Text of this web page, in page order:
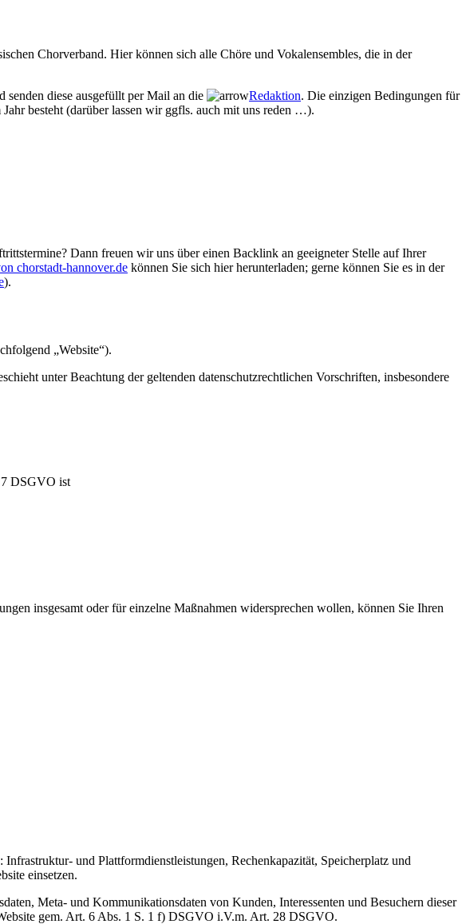
Chorverband. Hier können sich alle Chöre und Vokalensembles, die in der
senden diese ausgefüllt per Mail an die Redaktion. Die einzigen Bedingungen für
besteht (darüber lassen wir ggfls. auch mit uns reden …).
Dann freuen wir uns über einen Backlink an geeigneter Stelle auf Ihrer
chorstadt-hannover.de können Sie sich hier herunterladen; gerne können Sie es in der
).
„Website“).
unter Beachtung der geltenden datenschutzrechtlichen Vorschriften, insbesondere
7 DSGVO ist
insgesamt oder für einzelne Maßnahmen widersprechen wollen, können Sie Ihren
und Plattformdienstleistungen, Rechenkapazität, Speicherplatz und
einsetzen.
Meta- und Kommunikationsdaten von Kunden, Interessenten und Besuchern dieser
gem. Art. 6 Abs. 1 S. 1 f) DSGVO i.V.m. Art. 28 DSGVO.